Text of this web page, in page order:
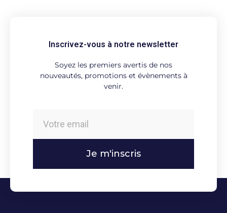
Inscrivez-vous à notre newsletter
Soyez les premiers avertis de nos
nouveautés, promotions et évènements à
venir.
Je m'inscris